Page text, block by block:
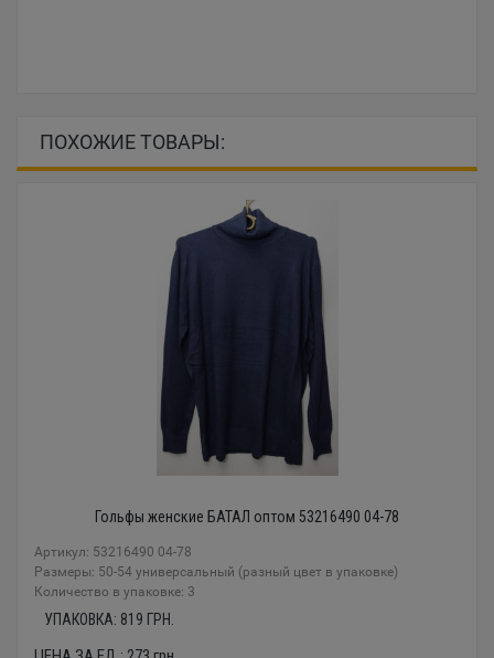
ПОХОЖИЕ ТОВАРЫ:
Гольфы женские БАТАЛ оптом 53216490 04-78
Артикул: 53216490 04-78
Размеры: 50-54 универсальный (разный цвет в упаковке)
Количество в упаковке: 3
УПАКОВКА: 819 ГРН.